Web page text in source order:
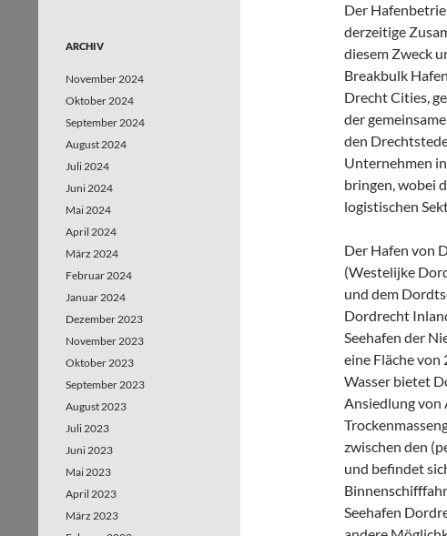
Der
derzeitige
diesem Zweck
Breakbulk
Drecht Cities,
der
den
Unternehmen
bringen, wobei
logistischen
Der Hafen von
(Westelijke
und dem
Dordrecht
Seehafen der
eine Fläche von
Wasser bietet
Ansiedlung von
zwischen den
und befindet
Seehafen
ARCHIV
November 2024
Oktober 2024
September 2024
August 2024
Juli 2024
Juni 2024
Mai 2024
April 2024
März 2024
Februar 2024
Januar 2024
Dezember 2023
November 2023
Oktober 2023
September 2023
August 2023
Juli 2023
Juni 2023
Mai 2023
April 2023
März 2023